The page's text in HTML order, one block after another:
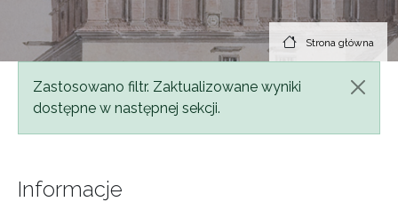
Strona główna
Komunikat
Zastosowano filtr. Zaktualizowane wyniki
dostępne w następnej sekcji.
Informacje